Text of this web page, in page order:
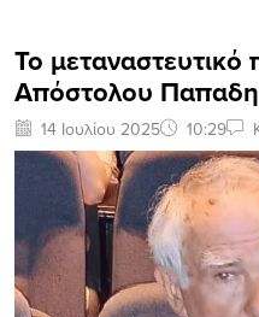
Το
Απόστολου
14 Ιουλίου 2025 10:29